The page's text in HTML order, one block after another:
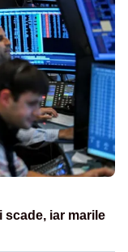
scade, iar marile